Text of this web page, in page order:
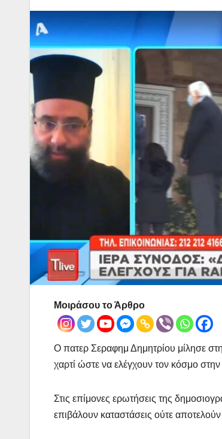
Μοιράσου το Άρθρο
Ο πατερ Σεραφημ Δημητρίου μίλησε
χαρτί ώστε να ελέγχουν τον κόσμο
Στις επίμονες ερωτήσεις της
επιβάλουν καταστάσεις ούτε